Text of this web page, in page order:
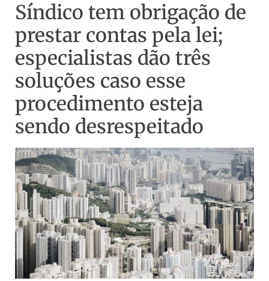
Síndico tem obrigação de
prestar contas pela lei;
especialistas dão três
soluções caso esse
procedimento esteja
sendo desrespeitado